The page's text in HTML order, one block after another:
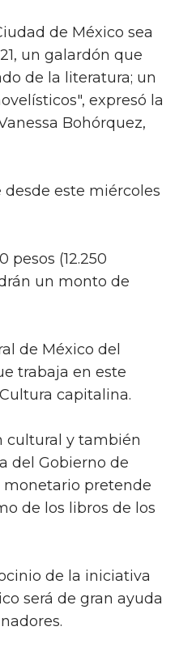
de México sea
un galardón que
de la literatura; un
expresó la
Bohórquez,
este miércoles
pesos (12.250
un monto de
de México del
trabaja en este
capitalina.
cultural y también
del Gobierno de
monetario pretende
de los libros de los
de la iniciativa
será de gran ayuda